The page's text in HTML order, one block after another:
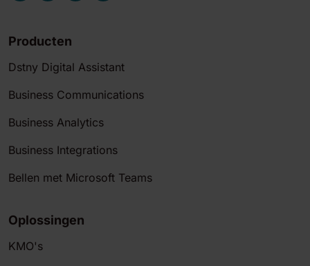
Producten
Dstny Digital Assistant
Business Communications
Business Analytics
Business Integrations
Bellen met Microsoft Teams
Oplossingen
KMO's